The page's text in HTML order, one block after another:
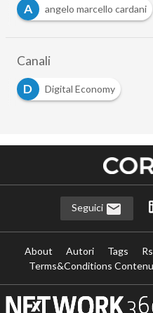
A
angelo marcello cardani
Canali
D
Digital Economy
Seguici
About Autori Tags
Terms&Conditions